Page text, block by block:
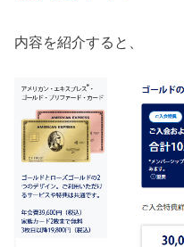
内容を紹介すると、